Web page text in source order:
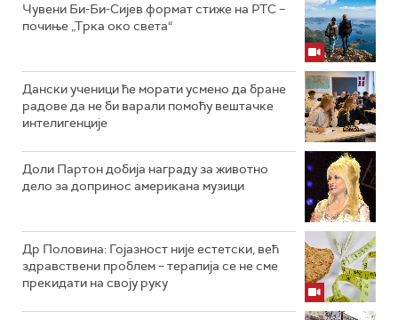
Чувени Би-Би-Сијев формат стиже на РТС –
почиње „Трка око света“
Дански ученици ће морати усмено да бране
радове да не би варали помоћу вештачке
интелигенције
Доли Партон добија награду за животно
дело за допринос американа музици
Др Половина: Гојазност није естетски, већ
здравствени проблем – терапија се не сме
прекидати на своју руку